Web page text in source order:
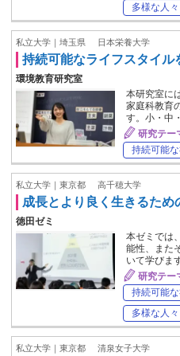
多様な人
私立大学｜埼玉県 日本栄養大学
持続可能なライフスタイル
環境教育研究室
本研究室に
家庭科教育
す。小・中
研究テー
持続可能
私立大学｜東京都 高千穂大学
成長とより良く生きるため
徳田ゼミ
本ゼミでは
能性、また
いて学びま
研究テー
持続可能
多様な人
私立大学｜東京都 清泉女子大学